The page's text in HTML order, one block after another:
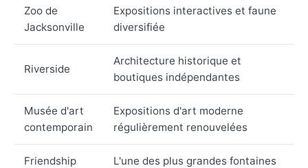
Zoo de
Jacksonville
Expositions interactives et faune
diversifiée
Riverside
Architecture historique et
boutiques indépendantes
Musée d'art
contemporain
Expositions d'art moderne
régulièrement renouvelées
Friendship
L'une des plus grandes fontaines